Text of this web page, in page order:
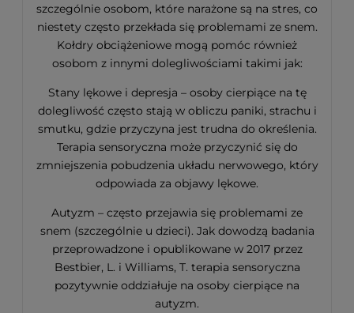
szczególnie osobom, które narażone są na stres, co
niestety często przekłada się problemami ze snem.
Kołdry obciążeniowe mogą pomóc również
osobom z innymi dolegliwościami takimi jak:
Stany lękowe i depresja – osoby cierpiące na tę
dolegliwość często stają w obliczu paniki, strachu i
smutku, gdzie przyczyna jest trudna do określenia.
Terapia sensoryczna może przyczynić się do
zmniejszenia pobudzenia układu nerwowego, który
odpowiada za objawy lękowe.
Autyzm – często przejawia się problemami ze
snem (szczególnie u dzieci). Jak dowodzą badania
przeprowadzone i opublikowane w 2017 przez
Bestbier, L. i Williams, T. terapia sensoryczna
pozytywnie oddziałuje na osoby cierpiące na
autyzm.